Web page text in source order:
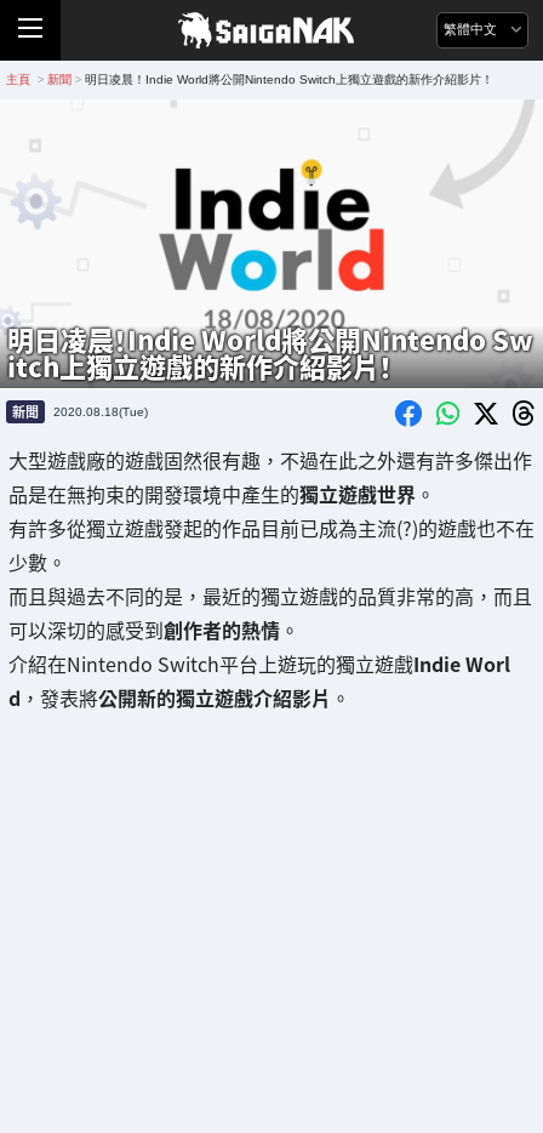
繁體中文
主頁 > 新聞 > 明日凌晨！Indie World將公開Nintendo Switch上獨立遊戲的新作介紹影片！
明日凌晨！Indie World將公開Nintendo Sw
itch上獨立遊戲的新作介紹影片！
新聞 2020.08.18(Tue)
大型遊戲廠的遊戲固然很有趣，不過在此之外還有許多傑出作
品是在無拘束的開發環境中產生的獨立遊戲世界 。
有許多從獨立遊戲發起的作品目前已成為主流(?)的遊戲也不在
少數。
而且與過去不同的是，最近的獨立遊戲的品質非常的高，而且
可以深切的感受到創作者的熱情 。
介紹在Nintendo Switch平台上遊玩的獨立遊戲Indie Worl
d ，發表將公開新的獨立遊戲介紹影片 。